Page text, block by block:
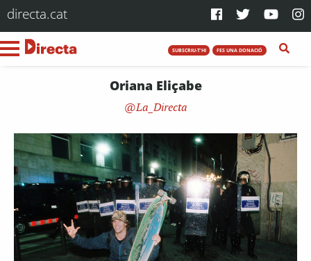
directa.cat
SUBSCRIU-T'HI FES UNA DONACIÓ
Oriana Eliçabe
La_Directa